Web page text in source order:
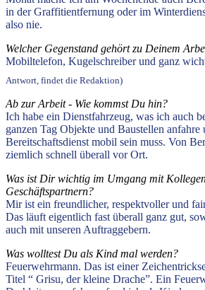
in der Graffitientfernung oder im
also nie.
Welcher Gegenstand gehört zu Deinem
Mobiltelefon, Kugelschreiber und ganz
Antwort, findet die Redaktion)
Ab zur Arbeit - Wie kommst Du hin?
Ich habe ein Dienstfahrzeug, was ich auch
ganzen Tag Objekte und Baustellen anfahre
Bereitschaftsdienst mobil sein muss. Von
ziemlich schnell überall vor Ort.
Was ist Dir wichtig im Umgang mit
Geschäftspartnern?
Mir ist ein freundlicher, respektvoller und
Das läuft eigentlich fast überall ganz gut,
auch mit unseren Auftraggebern.
Was wolltest Du als Kind mal werden?
Feuerwehrmann. Das ist einer
Titel “ Grisu, der kleine Drache”. Ein